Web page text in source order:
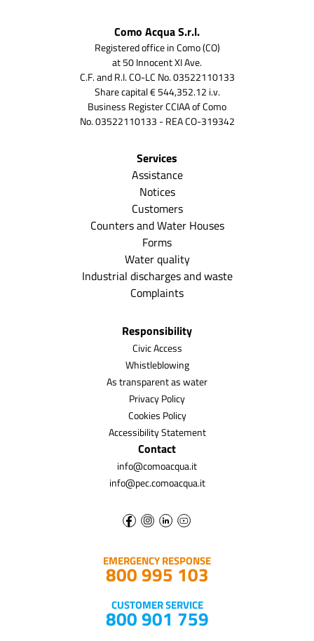
Como Acqua S.r.l.
Registered office in Como (CO)
at 50 Innocent XI Ave.
C.F. and R.I. CO-LC No. 03522110133
Share capital € 544,352.12 i.v.
Business Register CCIAA of Como
No. 03522110133 - REA CO-319342
Services
Assistance
Notices
Customers
Counters and Water Houses
Forms
Water quality
Industrial discharges and waste
Complaints
Responsibility
Civic Access
Whistleblowing
As transparent as water
Privacy Policy
Cookies Policy
Accessibility Statement
Contact
info@comoacqua.it
info@pec.comoacqua.it
EMERGENCY RESPONSE
800 995 103
CUSTOMER SERVICE
800 901 759